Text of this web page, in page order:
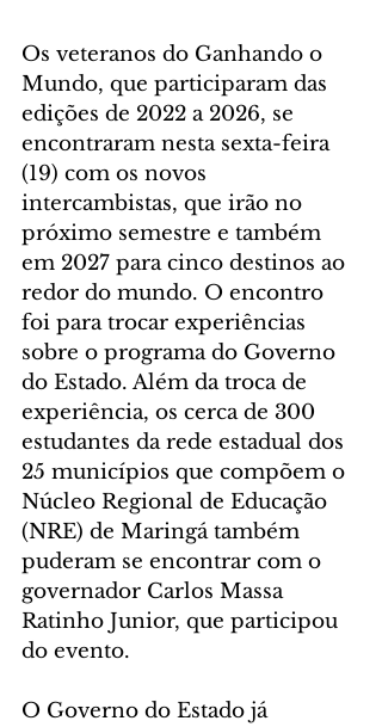
Os veteranos do Ganhando o
Mundo, que participaram das
edições de 2022 a 2026, se
encontraram nesta sexta-feira
(19) com os novos
intercambistas, que irão no
próximo semestre e também
em 2027 para cinco destinos ao
redor do mundo. O encontro
foi para trocar experiências
sobre o programa do Governo
do Estado. Além da troca de
experiência, os cerca de 300
estudantes da rede estadual dos
25 municípios que compõem o
Núcleo Regional de Educação
(NRE) de Maringá também
puderam se encontrar com o
governador Carlos Massa
Ratinho Junior, que participou
do evento.
O Governo do Estado já